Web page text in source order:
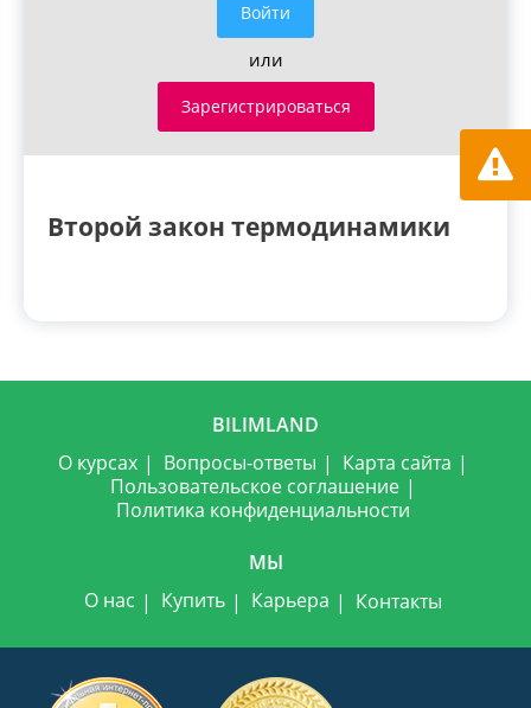
Войти
или
Зарегистрироваться
Второй закон термодинамики
BILIMLAND
О курсах
Вопросы-ответы
Карта сайта
Пользовательское соглашение
Политика конфиденциальности
МЫ
О нас
Купить Карьера Контакты